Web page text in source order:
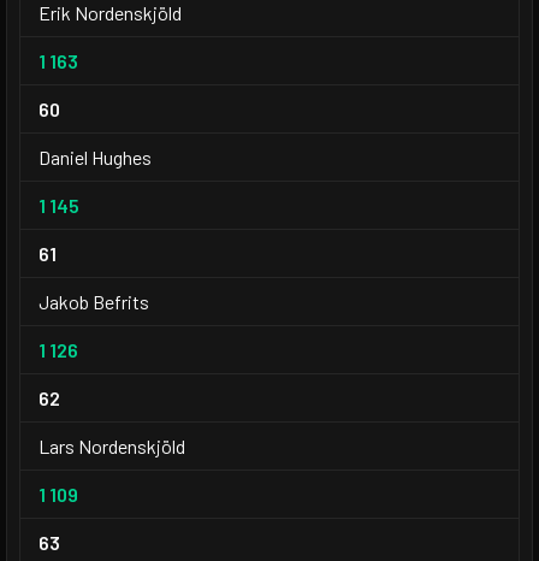
Erik Nordenskjöld
1 163
60
Daniel Hughes
1 145
61
Jakob Befrits
1 126
62
Lars Nordenskjöld
1 109
63